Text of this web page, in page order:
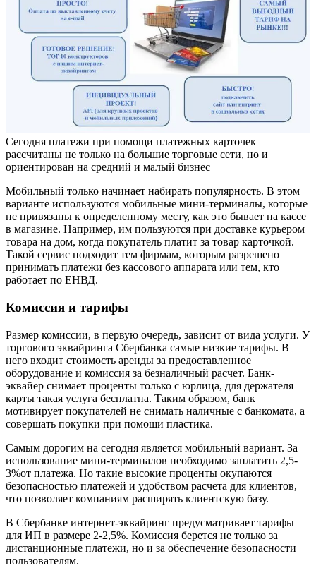
Сегодня платежи при помощи платежных карточек
рассчитаны не только на большие торговые сети, но и
ориентирован на средний и малый бизнес
Мобильный только начинает набирать популярность. В этом
варианте используются мобильные мини-терминалы, которые
не привязаны к определенному месту, как это бывает на кассе
в магазине. Например, им пользуются при доставке курьером
товара на дом, когда покупатель платит за товар карточкой.
Такой сервис подходит тем фирмам, которым разрешено
принимать платежи без кассового аппарата или тем, кто
работает по ЕНВД.
Комиссия и тарифы
Размер комиссии, в первую очередь, зависит от вида услуги. У
торгового эквайринга Сбербанка самые низкие тарифы. В
него входит стоимость аренды за предоставленное
оборудование и комиссия за безналичный расчет. Банк-
эквайер снимает проценты только с юрлица, для держателя
карты такая услуга бесплатна. Таким образом, банк
мотивирует покупателей не снимать наличные с банкомата, а
совершать покупки при помощи пластика.
Самым дорогим на сегодня является мобильный вариант. За
использование мини-терминалов необходимо заплатить 2,5-
3%от платежа. Но такие высокие проценты окупаются
безопасностью платежей и удобством расчета для клиентов,
что позволяет компаниям расширять клиентскую базу.
В Сбербанке интернет-эквайринг предусматривает тарифы
для ИП в размере 2-2,5%. Комиссия берется не только за
дистанционные платежи, но и за обеспечение безопасности
пользователям.